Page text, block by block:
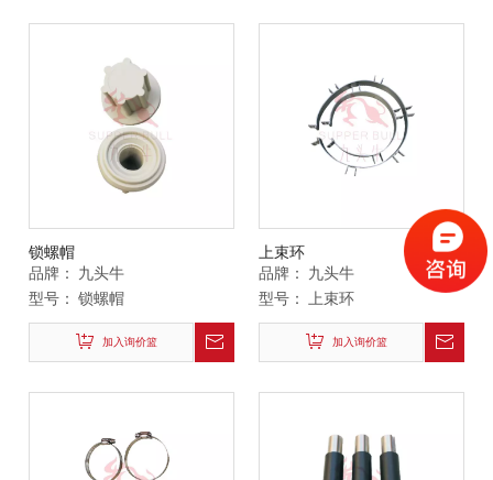
锁螺帽
品牌：
九头牛
型号： 锁螺帽
加入询价篮
上束环
品牌：
九头牛
型号：
上束环
加入询价篮